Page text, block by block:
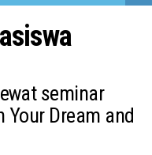
seminar
Your Dream and